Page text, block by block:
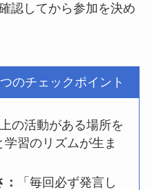
認してから参加を決め
のチェックポイント
の活動がある場所を
習のリズムが生ま
「毎回必ず発言し